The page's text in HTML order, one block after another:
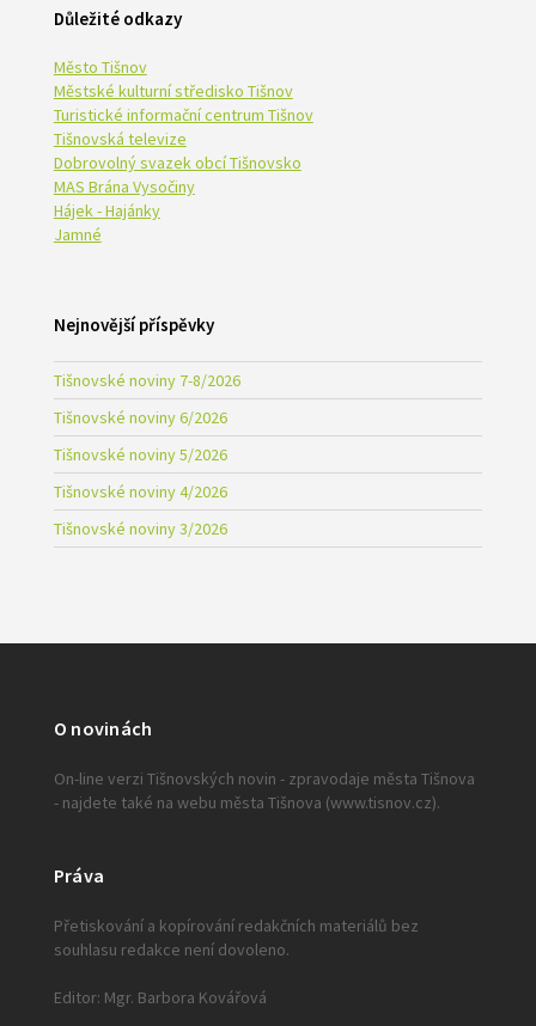
Důležité odkazy
Město Tišnov
Městské kulturní středisko Tišnov
Turistické informační centrum Tišnov
Tišnovská televize
Dobrovolný svazek obcí Tišnovsko
MAS Brána Vysočiny
Hájek - Hajánky
Jamné
Nejnovější příspěvky
Tišnovské noviny 7-8/2026
Tišnovské noviny 6/2026
Tišnovské noviny 5/2026
Tišnovské noviny 4/2026
Tišnovské noviny 3/2026
O novinách
On-line verzi Tišnovských novin - zpravodaje města Tišnova
- najdete také na webu města Tišnova (www.tisnov.cz).
Práva
Přetiskování a kopírování redakčních materiálů bez
souhlasu redakce není dovoleno.
Editor: Mgr. Barbora Kovářová